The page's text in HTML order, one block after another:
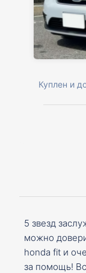
Куплен и
5 звезд
можно
honda fit и
за помощь!